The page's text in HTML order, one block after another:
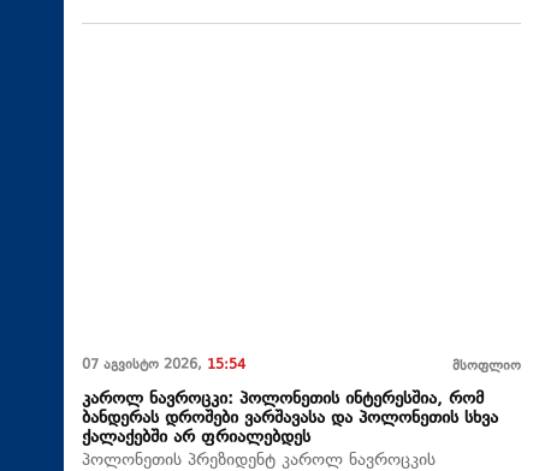
07 აგვისტო 2026, 15:54 მსოფლიო
კაროლ ნავროცკი: პოლონეთის ინტერესშია, რომ
ბანდერას დროშები ვარშავასა და პოლონეთის სხვა
ქალაქებში არ ფრიალებდეს
პოლონეთის პრეზიდენტ კაროლ ნავროცკის